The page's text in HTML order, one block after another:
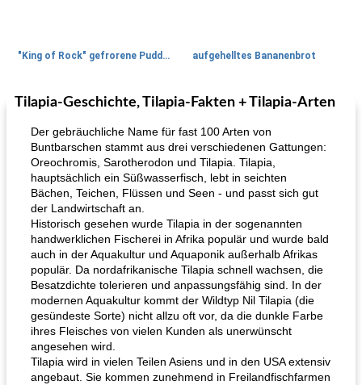
"King of Rock" gefrorene Pudding Pops aufgehelltes Bananenbrot
min
Mittagessen / Snacks
Hühnchen, Süßkartoffelsuppe
50min
Potluck Desserts
Tilapia-Geschichte, Tilapia-Fakten + Tilapia-Arten
Der gebräuchliche Name für fast 100 Arten von
Buntbarschen stammt aus drei verschiedenen Gattungen:
Oreochromis, Sarotherodon und Tilapia. Tilapia,
hauptsächlich ein Süßwasserfisch, lebt in seichten
Bächen, Teichen, Flüssen und Seen - und passt sich gut
der Landwirtschaft an.
Historisch gesehen wurde Tilapia in der sogenannten
handwerklichen Fischerei in Afrika populär und wurde bald
auch in der Aquakultur und Aquaponik außerhalb Afrikas
populär. Da nordafrikanische Tilapia schnell wachsen, die
Besatzdichte tolerieren und anpassungsfähig sind. In der
modernen Aquakultur kommt der Wildtyp Nil Tilapia (die
gesündeste Sorte) nicht allzu oft vor, da die dunkle Farbe
ihres Fleisches von vielen Kunden als unerwünscht
angesehen wird.
Tilapia wird in vielen Teilen Asiens und in den USA extensiv
angebaut. Sie kommen zunehmend in Freilandfischfarmen